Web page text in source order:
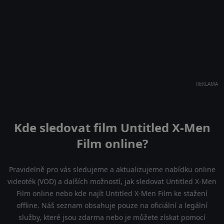
REKLAMA
Kde sledovat film Untitled X-Men
Film online?
Pravidelně pro vás sledujeme a aktualizujeme nabídku online
videoték (VOD) a dalších možností, jak sledovat Untitled X-Men
Film online nebo kde najít Untitled X-Men Film ke stažení
offline. Náš seznam obsahuje pouze na oficiální a legální
služby, které jsou zdarma nebo je můžete získat pomocí